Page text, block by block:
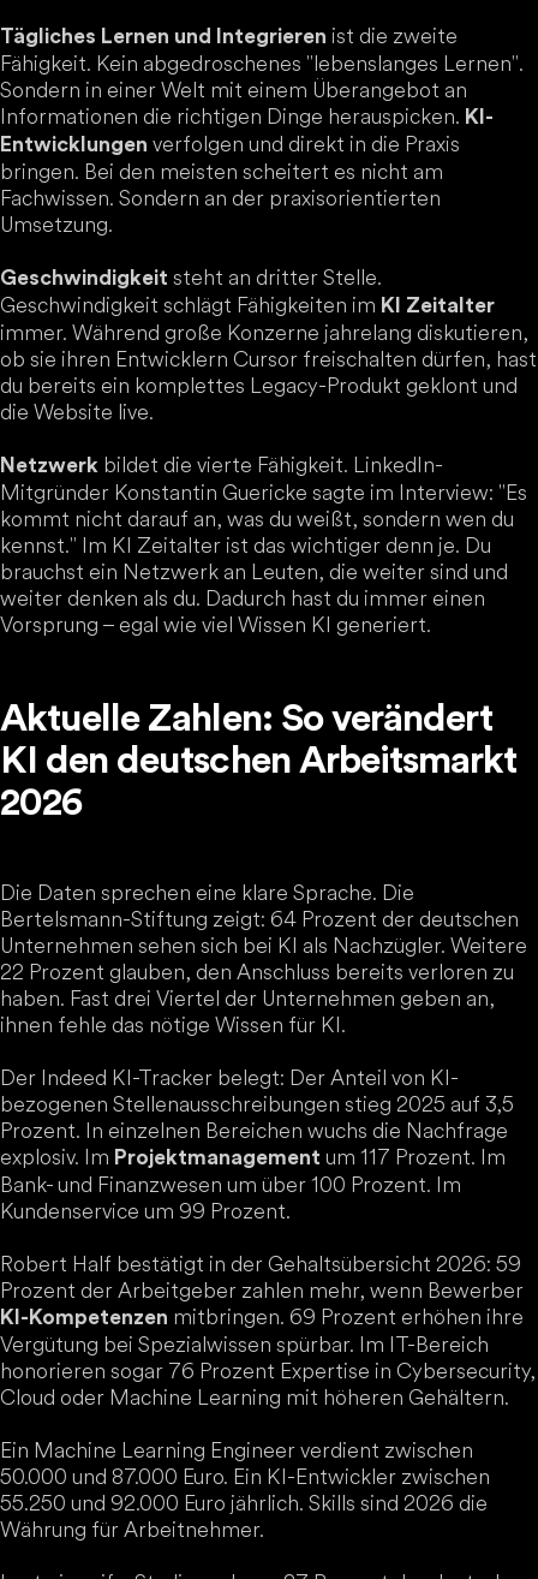
Tägliches Lernen und Integrieren ist die zweite
Fähigkeit. Kein abgedroschenes "lebenslanges Lernen".
Sondern in einer Welt mit einem Überangebot an
Informationen die richtigen Dinge herauspicken. KI-
Entwicklungen verfolgen und direkt in die Praxis
bringen. Bei den meisten scheitert es nicht am
Fachwissen. Sondern an der praxisorientierten
Umsetzung.
Geschwindigkeit steht an dritter Stelle.
Geschwindigkeit schlägt Fähigkeiten im KI Zeitalter
immer. Während große Konzerne jahrelang diskutieren,
ob sie ihren Entwicklern Cursor freischalten dürfen, hast
du bereits ein komplettes Legacy-Produkt geklont und
die Website live.
Netzwerk bildet die vierte Fähigkeit. LinkedIn-
Mitgründer Konstantin Guericke sagte im Interview: "Es
kommt nicht darauf an, was du weißt, sondern wen du
kennst." Im KI Zeitalter ist das wichtiger denn je. Du
brauchst ein Netzwerk an Leuten, die weiter sind und
weiter denken als du. Dadurch hast du immer einen
Vorsprung – egal wie viel Wissen KI generiert.
Aktuelle Zahlen: So verändert
KI den deutschen Arbeitsmarkt
2026
Die Daten sprechen eine klare Sprache. Die
Bertelsmann-Stiftung zeigt: 64 Prozent der deutschen
Unternehmen sehen sich bei KI als Nachzügler. Weitere
22 Prozent glauben, den Anschluss bereits verloren zu
haben. Fast drei Viertel der Unternehmen geben an,
ihnen fehle das nötige Wissen für KI.
Der Indeed KI-Tracker belegt: Der Anteil von KI-
bezogenen Stellenausschreibungen stieg 2025 auf 3,5
Prozent. In einzelnen Bereichen wuchs die Nachfrage
explosiv. Im Projektmanagement um 117 Prozent. Im
Bank- und Finanzwesen um über 100 Prozent. Im
Kundenservice um 99 Prozent.
Robert Half bestätigt in der Gehaltsübersicht 2026: 59
Prozent der Arbeitgeber zahlen mehr, wenn Bewerber
KI-Kompetenzen mitbringen. 69 Prozent erhöhen ihre
Vergütung bei Spezialwissen spürbar. Im IT-Bereich
honorieren sogar 76 Prozent Expertise in Cybersecurity,
Cloud oder Machine Learning mit höheren Gehältern.
Ein Machine Learning Engineer verdient zwischen
50.000 und 87.000 Euro. Ein KI-Entwickler zwischen
55.250 und 92.000 Euro jährlich. Skills sind 2026 die
Währung für Arbeitnehmer.